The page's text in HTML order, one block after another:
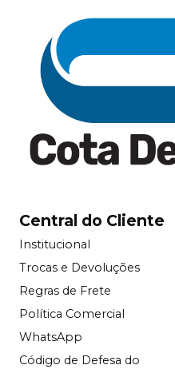
Central do Cliente
Institucional
Trocas e Devoluções
Regras de Frete
Política Comercial
WhatsApp
Código de Defesa do